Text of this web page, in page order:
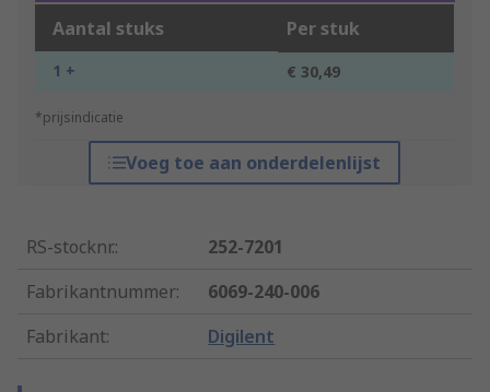
Aantal stuks Per stuk
1 + € 30,49
*prijsindicatie
Voeg toe aan onderdelenlijst
RS-stocknr.:
252-7201
Fabrikantnummer:
6069-240-006
Fabrikant: Digilent